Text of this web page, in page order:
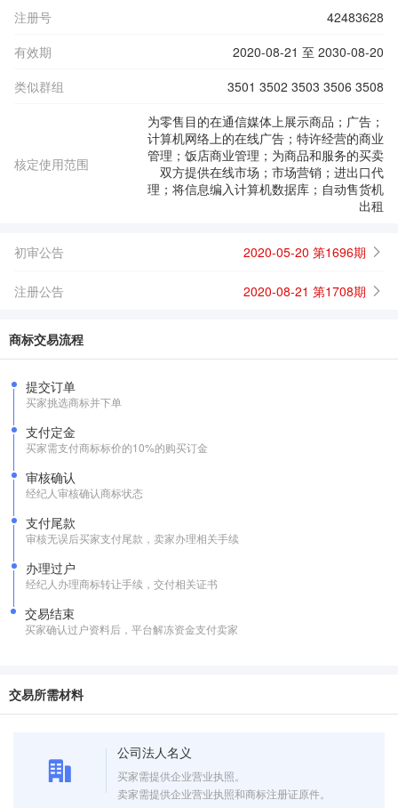
注册号
42483628
有效期
2020-08-21 至 2030-08-20
类似群组
3501 3502 3503 3506 3508
核定使用范围
为零售目的在通信媒体上展示商品；广告；
计算机网络上的在线广告；特许经营的商业
管理；饭店商业管理；为商品和服务的买卖
双方提供在线市场；市场营销；进出口代
理；将信息编入计算机数据库；自动售货机
出租
初审公告 2020-05-20 第1696期
注册公告 2020-08-21 第1708期
商标交易流程
提交订单
买家挑选商标并下单
支付定金
买家需支付商标标价的10%的购买订金
审核确认
经纪人审核确认商标状态
支付尾款
审核无误后买家支付尾款，卖家办理相关手续
办理过户
经纪人办理商标转让手续，交付相关证书
交易结束
买家确认过户资料后，平台解冻资金支付卖家
交易所需材料
公司法人名义
买家需提供企业营业执照。
卖家需提供企业营业执照和商标注册证原件。